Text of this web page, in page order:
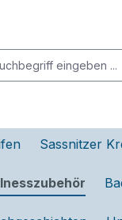
Sassnitzer